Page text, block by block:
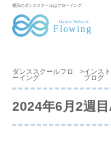
横浜のダンススクールはフローイング
ダンススクールフロ
ーイング
>インス
ブログ
2024年6月2週